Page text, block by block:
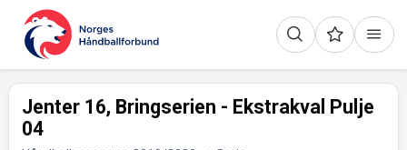
Jenter 16, Bringserien - Ekstrakval Pulje
04